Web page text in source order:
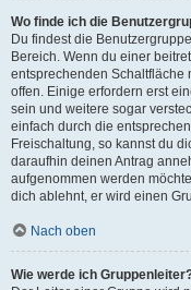
Wo finde ich die
Du findest die
Bereich. Wenn du einer
entsprechenden Schaltfläche
offen. Einige erfordern erst
sein und weitere sogar
einfach durch die
Freischaltung, so kannst du
daraufhin deinen Antrag
aufgenommen werden
dich ablehnt, er wird einen
Nach oben
Wie werde ich